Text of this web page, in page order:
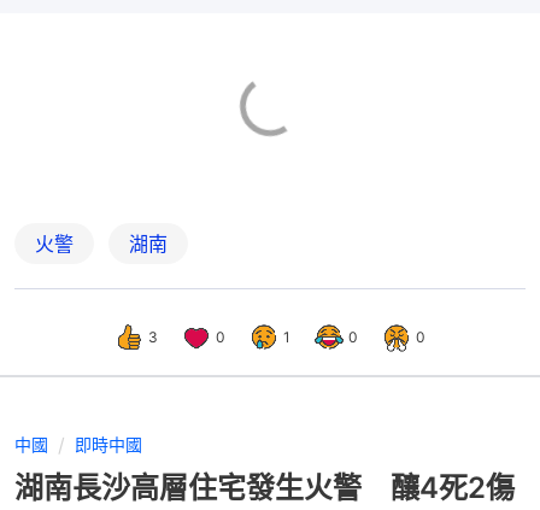
火警 湖南
3 0 1 0 0
中國 即時中國
湖南長沙高層住宅發生火警 釀4死2傷